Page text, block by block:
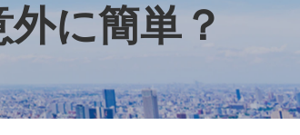
に簡単？